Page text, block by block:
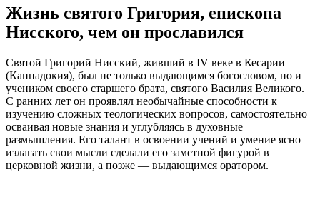
Жизнь святого Григория, епископа
Нисского, чем он прославился
Святой Григорий Нисский, живший в IV веке в Кесарии
(Каппадокия), был не только выдающимся богословом, но и
учеником своего старшего брата, святого Василия Великого.
С ранних лет он проявлял необычайные способности к
изучению сложных теологических вопросов, самостоятельно
осваивая новые знания и углубляясь в духовные
размышления. Его талант в освоении учений и умение ясно
излагать свои мысли сделали его заметной фигурой в
церковной жизни, а позже — выдающимся оратором.